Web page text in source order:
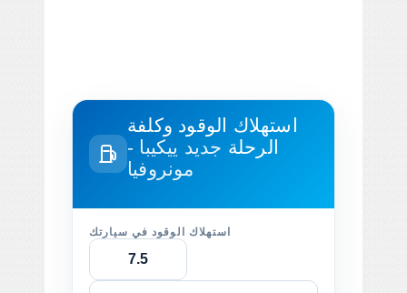
استهلاك الوقود وكلفة
الرحلة جديد ييكيبا -
مونروفيا
استهلاك الوقود في سيارتك